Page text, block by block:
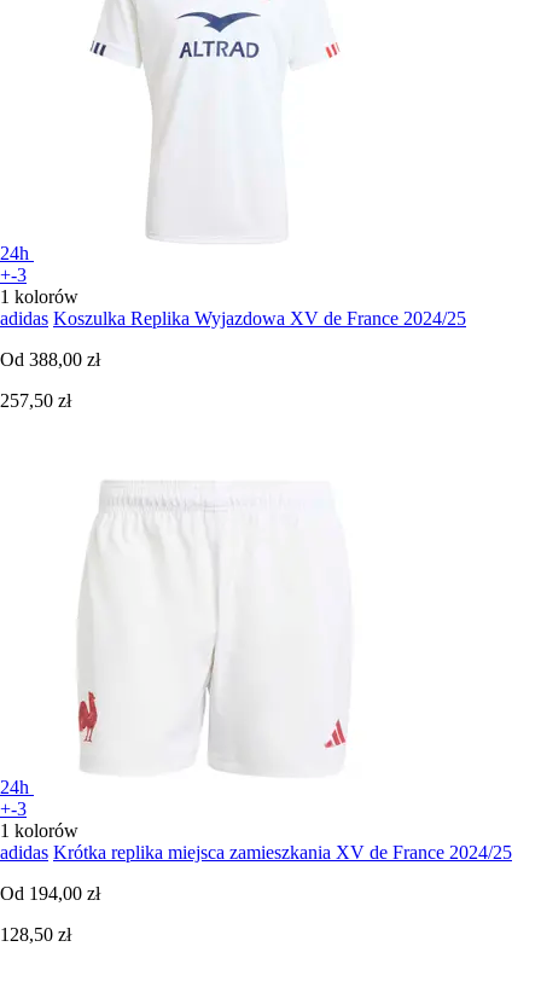
24h
+-3
1 kolorów
adidas Koszulka Replika Wyjazdowa XV de France 2024/25
Od 388,00 zł
257,50 zł
24h
+-3
1 kolorów
adidas Krótka replika miejsca zamieszkania XV de France 2024/25
Od 194,00 zł
128,50 zł